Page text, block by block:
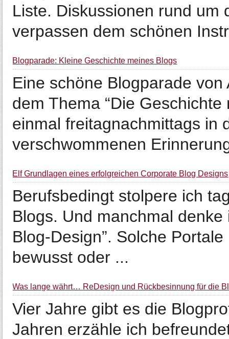
Liste. Diskussionen rund um
verpassen dem schönen
Blogparade: Kleine Geschichte meines Blogs
Eine schöne Blogparade
dem Thema “Die
einmal freitagnachmittags in
verschwommenen
Elf Grundlagen eines erfolgreichen Corporate Blog Designs
Berufsbedingt stolpere ich
Blogs. Und manchmal
Blog-Design”. Solche
bewusst oder ...
Was lange währt… ReDesign und Rückbesinnung für die
Vier Jahre gibt es die
Jahren erzähle ich